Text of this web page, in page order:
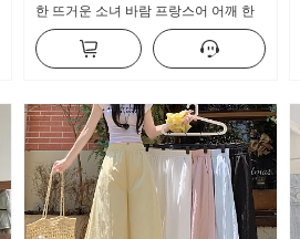
한 뜨거운 소녀 바람 프랑스어 어깨 한
개 긴 소매 티셔츠 여자 프릴 허리 맨위